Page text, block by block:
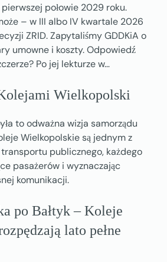
połowie 2029 roku.
– w III albo IV kwartale 2026
ZRID. Zapytaliśmy GDDKiA o
umowne i koszty. Odpowiedź
Po jej lekturze w…
Wielkopolski
to odważna wizja samorządu
Wielkopolskie są jednym z
publicznego, każdego
pasażerów i wyznaczając
komunikacji.
po Bałtyk – Koleje
lato pełne